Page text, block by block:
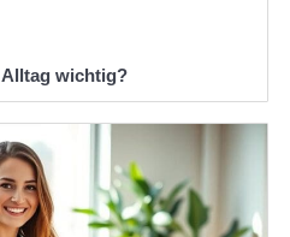
wichtig?